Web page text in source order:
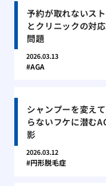
予約が取れないス
とクリニックの対
問題
2026.03.13
AGA
シャンプーを変え
らないフケに潜む
影
2026.03.12
円形脱毛症